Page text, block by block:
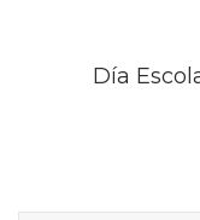
Día